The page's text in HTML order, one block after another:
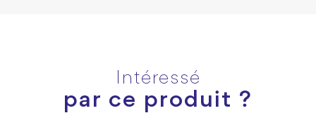
Intéressé
par ce produit ?